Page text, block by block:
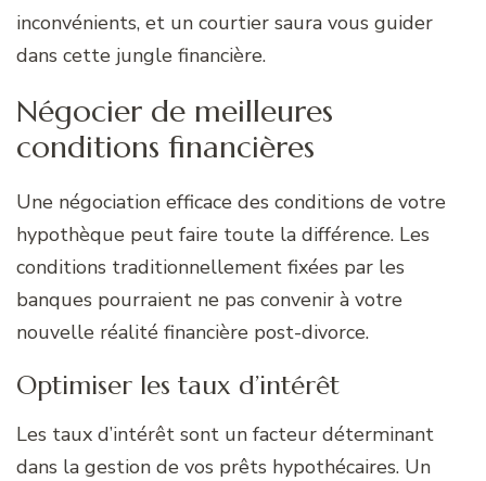
inconvénients, et un courtier saura vous guider
dans cette jungle financière.
Négocier de meilleures
conditions financières
Une négociation efficace des conditions de votre
hypothèque peut faire toute la différence. Les
conditions traditionnellement fixées par les
banques pourraient ne pas convenir à votre
nouvelle réalité financière post-divorce.
Optimiser les taux d’intérêt
Les taux d’intérêt sont un facteur déterminant
dans la gestion de vos prêts hypothécaires. Un